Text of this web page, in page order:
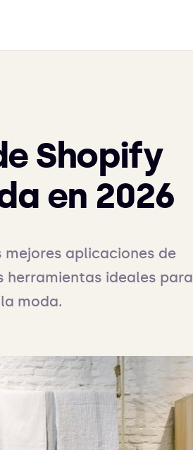
Shopify
en 2026
aplicaciones de
herramientas ideales para
moda.